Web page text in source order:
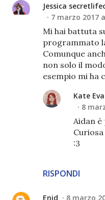
Jessica
7 marzo 2017
Mi hai battuta
programmato
Comunque
non solo il
esempio mi ha
RISPONDI
Kate
8
Aidan
:3
Enid 8 marzo